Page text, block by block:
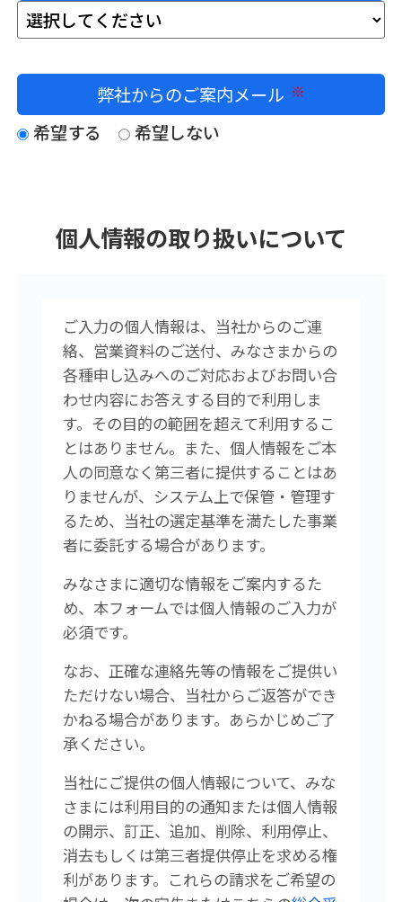
弊社からのご案内メール
希望する 希望しない
個人情報の取り扱いについて
ご入力の個人情報は、当社からのご連
絡、営業資料のご送付、みなさまからの
各種申し込みへのご対応およびお問い合
わせ内容にお答えする目的で利用しま
す。その目的の範囲を超えて利用するこ
とはありません。また、個人情報をご本
人の同意なく第三者に提供することはあ
りませんが、システム上で保管・管理す
るため、当社の選定基準を満たした事業
者に委託する場合があります。
みなさまに適切な情報をご案内するた
め、本フォームでは個人情報のご入力が
必須です。
なお、正確な連絡先等の情報をご提供い
ただけない場合、当社からご返答ができ
かねる場合があります。あらかじめご了
承ください。
当社にご提供の個人情報について、みな
さまには利用目的の通知または個人情報
の開示、訂正、追加、削除、利用停止、
消去もしくは第三者提供停止を求める権
利があります。 これらの請求をご希望の